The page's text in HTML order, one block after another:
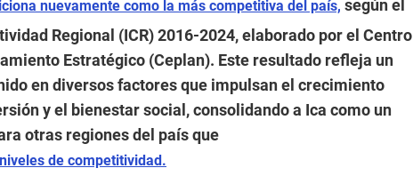
nuevamente como la más competitiva del país, según el
Regional (ICR) 2016-2024, elaborado por el Centro
Estratégico (Ceplan). Este resultado refleja un
en diversos factores que impulsan el crecimiento
y el bienestar social, consolidando a Ica como un
otras regiones del país que
de competitividad.